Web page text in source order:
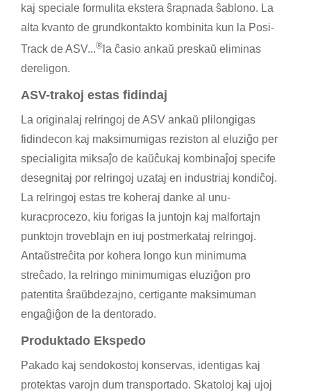
kaj speciale formulita ekstera ŝrapnada ŝablono. La
alta kvanto de grundkontakto kombinita kun la Posi-
Track de ASV...® la ĉasio ankaŭ preskaŭ eliminas
dereligon.
ASV-trakoj estas fidindaj
La originalaj relringoj de ASV ankaŭ plilongigas
fidindecon kaj maksimumigas reziston al eluziĝo per
specialigita miksaĵo de kaŭĉukaj kombinaĵoj specife
desegnitaj por relringoj uzataj en industriaj kondiĉoj.
La relringoj estas tre koheraj danke al unu-
kuracprocezo, kiu forigas la juntojn kaj malfortajn
punktojn troveblajn en iuj postmerkataj relringoj.
Antaŭstreĉita por kohera longo kun minimuma
streĉado, la relringo minimumigas eluziĝon pro
patentita ŝraŭbdezajno, certigante maksimuman
engaĝiĝon de la dentorado.
Produktado Ekspedo
Pakado kaj sendokostoj konservas, identigas kaj
protektas varojn dum transportado. Skatoloj kaj ujoj